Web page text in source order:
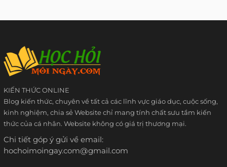
KIẾN THỨC ONLINE
Blog kiến thức, chuyên về tất cả các lĩnh vực giáo dục, cuộc sống,
kinh nghiệm, chia sẻ Website chỉ mang tính chất sưu tầm kiến
thức của cá nhân. Website không có giá trị thương mại.
Chi tiết góp ý gửi về email:
hochoimoingay.com@gmail.com